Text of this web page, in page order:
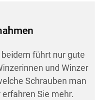
beidem führt nur gute
und Winzer
Schrauben man
Sie mehr.